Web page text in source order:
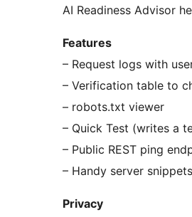
AI Readiness Advisor
Features
– Request logs with
– Verification table to
– robots.txt viewer
– Quick Test (writes a
– Public REST ping
– Handy server snippets
Privacy